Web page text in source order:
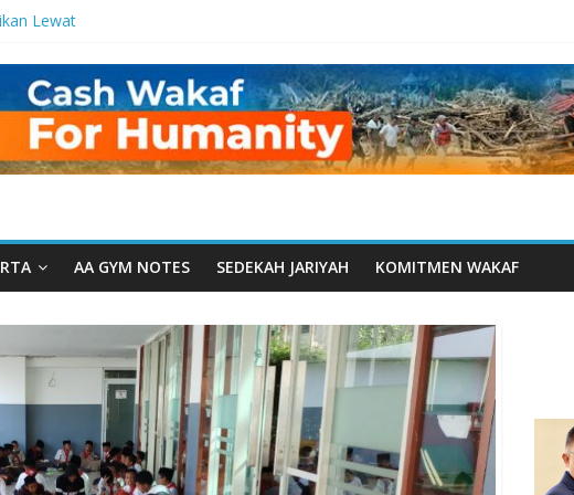
Lewat
Manfaat
dari Serua:
Yayasan
Tauhiid
Ketika
Wakaf
Wakaf
AA GYM NOTES SEDEKAH JARIYAH KOMITMEN WAKAF